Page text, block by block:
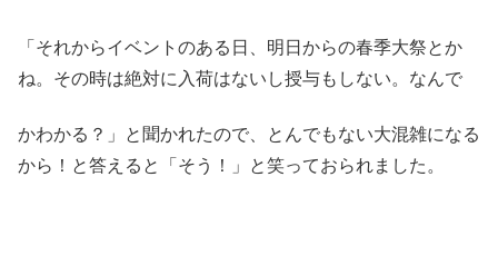
「それからイベントのある日、明日からの春季大祭とか
ね。その時は絶対に入荷はないし授与もしない。なんで
かわかる？」と聞かれたので、とんでもない大混雑になる
から！と答えると「そう！」と笑っておられました。